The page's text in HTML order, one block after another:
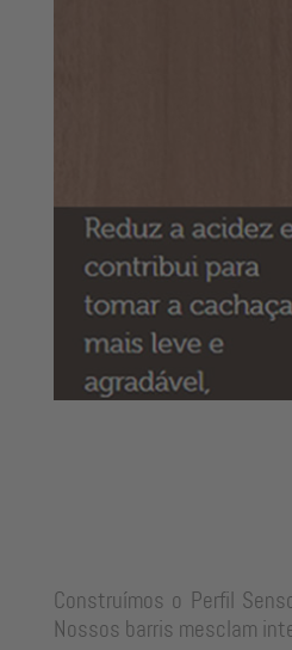
Construímos o Perfil
Nossos barris mesclam